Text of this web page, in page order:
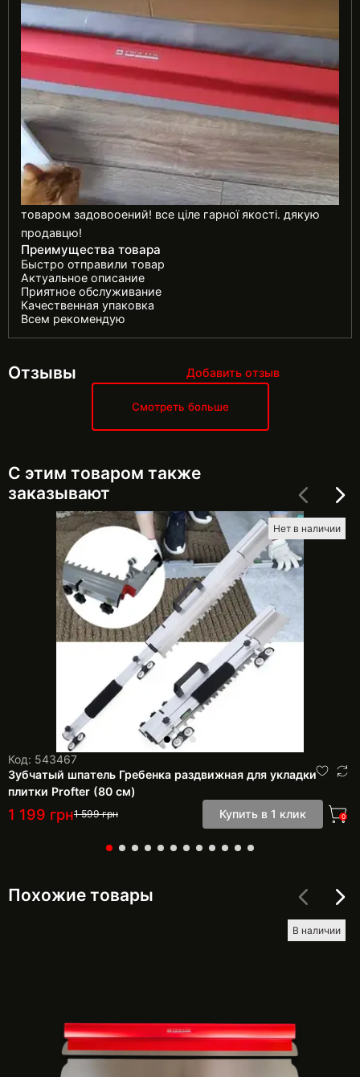
товаром задовооений! все ціле гарної якості. дякую
продавцю!
Преимущества товара
Быстро отправили товар
Актуальное описание
Приятное обслуживание
Качественная упаковка
Всем рекомендую
Отзывы Добавить отзыв
Смотреть больше
С этим товаром также
заказывают
Нет в наличии
Код: 543467
Зубчатый шпатель Гребенка раздвижная для укладки
плитки Profter (80 см)
1 199 грн1 599грн Купить в 1 клик 0
Похожие товары
В наличии